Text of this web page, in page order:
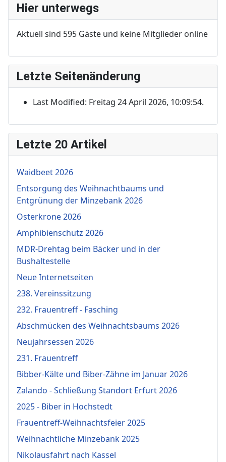
Hier unterwegs
Aktuell sind 595 Gäste und keine Mitglieder online
Letzte Seitenänderung
Last Modified: Freitag 24 April 2026, 10:09:54.
Letzte 20 Artikel
Waidbeet 2026
Entsorgung des Weihnachtbaums und
Entgrünung der Minzebank 2026
Osterkrone 2026
Amphibienschutz 2026
MDR-Drehtag beim Bäcker und in der
Bushaltestelle
Neue Internetseiten
238. Vereinssitzung
232. Frauentreff - Fasching
Abschmücken des Weihnachtsbaums 2026
Neujahrsessen 2026
231. Frauentreff
Bibber-Kälte und Biber-Zähne im Januar 2026
Zalando - Schließung Standort Erfurt 2026
2025 - Biber in Hochstedt
Frauentreff-Weihnachtsfeier 2025
Weihnachtliche Minzebank 2025
Nikolausfahrt nach Kassel